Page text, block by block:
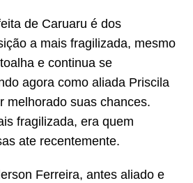
de Caruaru é dos
a mais fragilizada, mesmo
e continua se
agora como aliada Priscila
melhorado suas chances.
fragilizada, era quem
ate recentemente.
Ferreira, antes aliado e